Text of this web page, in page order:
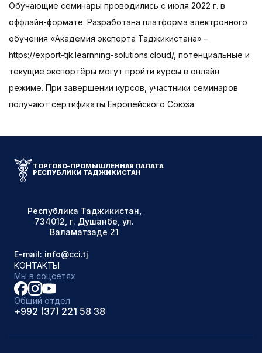
Обучающие семинары проводились с июля 2022 г. в
оффлайн-формате. Разработана платформа электронного
обучения «Академия экспорта Таджикистана» –
https://export-tjk.learnning-solutions.cloud/, потенциальные и
текущие экспортёры могут пройти курсы в онлайн
режиме. При завершении курсов, участники семинаров
получают сертификаты Европейского Союза.
ТОРГОВО-ПРОМЫШЛЕННАЯ ПАЛАТА
РЕСПУБЛИКИ ТАДЖИКИСТАН
Республика Таджикистан,
734012, г. Душанбе, ул.
Валаматзаде 21
E-mail: info@cci.tj
КОНТАКТЫ
Мы в соцсетях
Общий отдел
+992 (37) 221 58 38